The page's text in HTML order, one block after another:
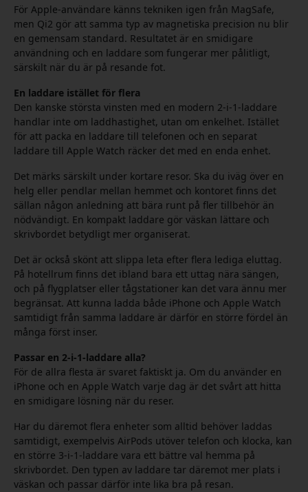
För Apple-användare känns tekniken igen från MagSafe,
men Qi2 gör att samma typ av magnetiska precision nu blir
en gemensam standard. Resultatet är en smidigare
användning och en laddare som fungerar mer pålitligt,
särskilt när du är på resande fot.
En laddare istället för flera
Den kanske största vinsten med en modern 2-i-1-laddare
handlar inte om laddhastighet, utan om enkelhet. Istället
för att packa en laddare till telefonen och en separat
laddare till Apple Watch räcker det med en enda enhet.
Det märks särskilt under kortare resor. Ska du iväg över en
helg eller pendlar mellan hemmet och kontoret finns det
sällan någon anledning att bära runt på fler tillbehör än
nödvändigt. En kompakt laddare gör väskan lättare och
skrivbordet betydligt mer organiserat.
Det är också skönt att slippa leta efter flera lediga eluttag.
På hotellrum finns det ibland bara ett uttag nära sängen,
och på flygplatser eller tågstationer kan det vara ännu mer
begränsat. Att kunna ladda både iPhone och Apple Watch
samtidigt från samma laddare är därför en större fördel än
många först inser.
Passar en 2-i-1-laddare alla?
För de allra flesta är svaret faktiskt ja. Om du använder en
iPhone och en Apple Watch varje dag är det svårt att hitta
en smidigare lösning när du reser.
Har du däremot flera enheter som alltid behöver laddas
samtidigt, exempelvis AirPods utöver telefon och klocka, kan
en större 3-i-1-laddare vara ett bättre val hemma på
skrivbordet. Den typen av laddare tar däremot mer plats i
väskan och passar därför inte lika bra på resan.